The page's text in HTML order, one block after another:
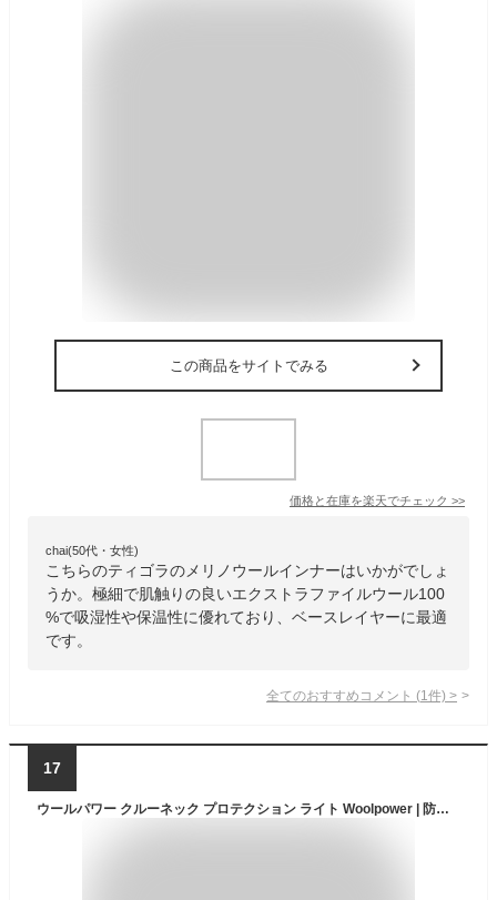
この商品をサイトでみる
価格と在庫を楽天でチェック >>
chai(50代・女性)
こちらのティゴラのメリノウールインナーはいかがでしょ
うか。極細で肌触りの良いエクストラファイルウール100
%で吸湿性や保温性に優れており、ベースレイヤーに最適
です。
全てのおすすめコメント (1 件) >
17
ウールパワー クルーネック プロテクション ライト Woolpower | 防寒 インナー ベースレイヤー ユニセックス ヒートテック 肌着 下着 Tシャツ 帯電 防寒着 薄手 吸汗速乾 メリノウール 極暖 長袖 保温 暖かい 防臭 無地 さらさら 防災